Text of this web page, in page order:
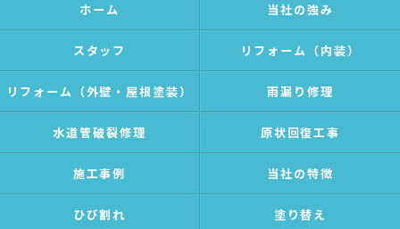
ホーム 当社の強み
スタッフ リフォーム（内装）
リフォーム（外壁・屋根塗装） 雨漏り修理
水道管破裂修理 原状回復工事
施工事例 当社の特徴
ひび割れ 塗り替え